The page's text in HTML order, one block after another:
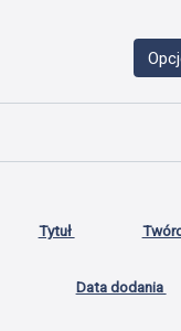
Tytuł
Data dodania